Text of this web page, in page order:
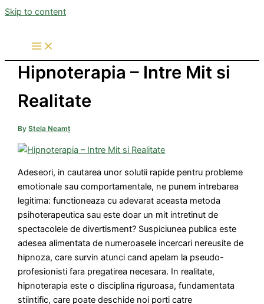
Skip to content
Hipnoterapia – Intre Mit si
Realitate
ByStela Neamț
Adeseori, in cautarea unor solutii rapide pentru probleme
emotionale sau comportamentale, ne punem intrebarea
legitima: functioneaza cu adevarat aceasta metoda
psihoterapeutica sau este doar un mit intretinut de
spectacolele de divertisment? Suspiciunea publica este
adesea alimentata de numeroasele incercari nereusite de
hipnoza, care survin atunci cand apelam la pseudo-
profesionisti fara pregatirea necesara. In realitate,
hipnoterapia este o disciplina riguroasa, fundamentata
stiintific, care poate deschide noi porti catre